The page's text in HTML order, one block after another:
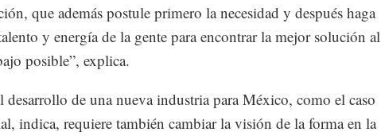
que además postule primero la necesidad y después haga
y energía de la gente para encontrar la mejor solución al
posible”, explica.
desarrollo de una nueva industria para México, como el caso
indica, requiere también cambiar la visión de la forma en la